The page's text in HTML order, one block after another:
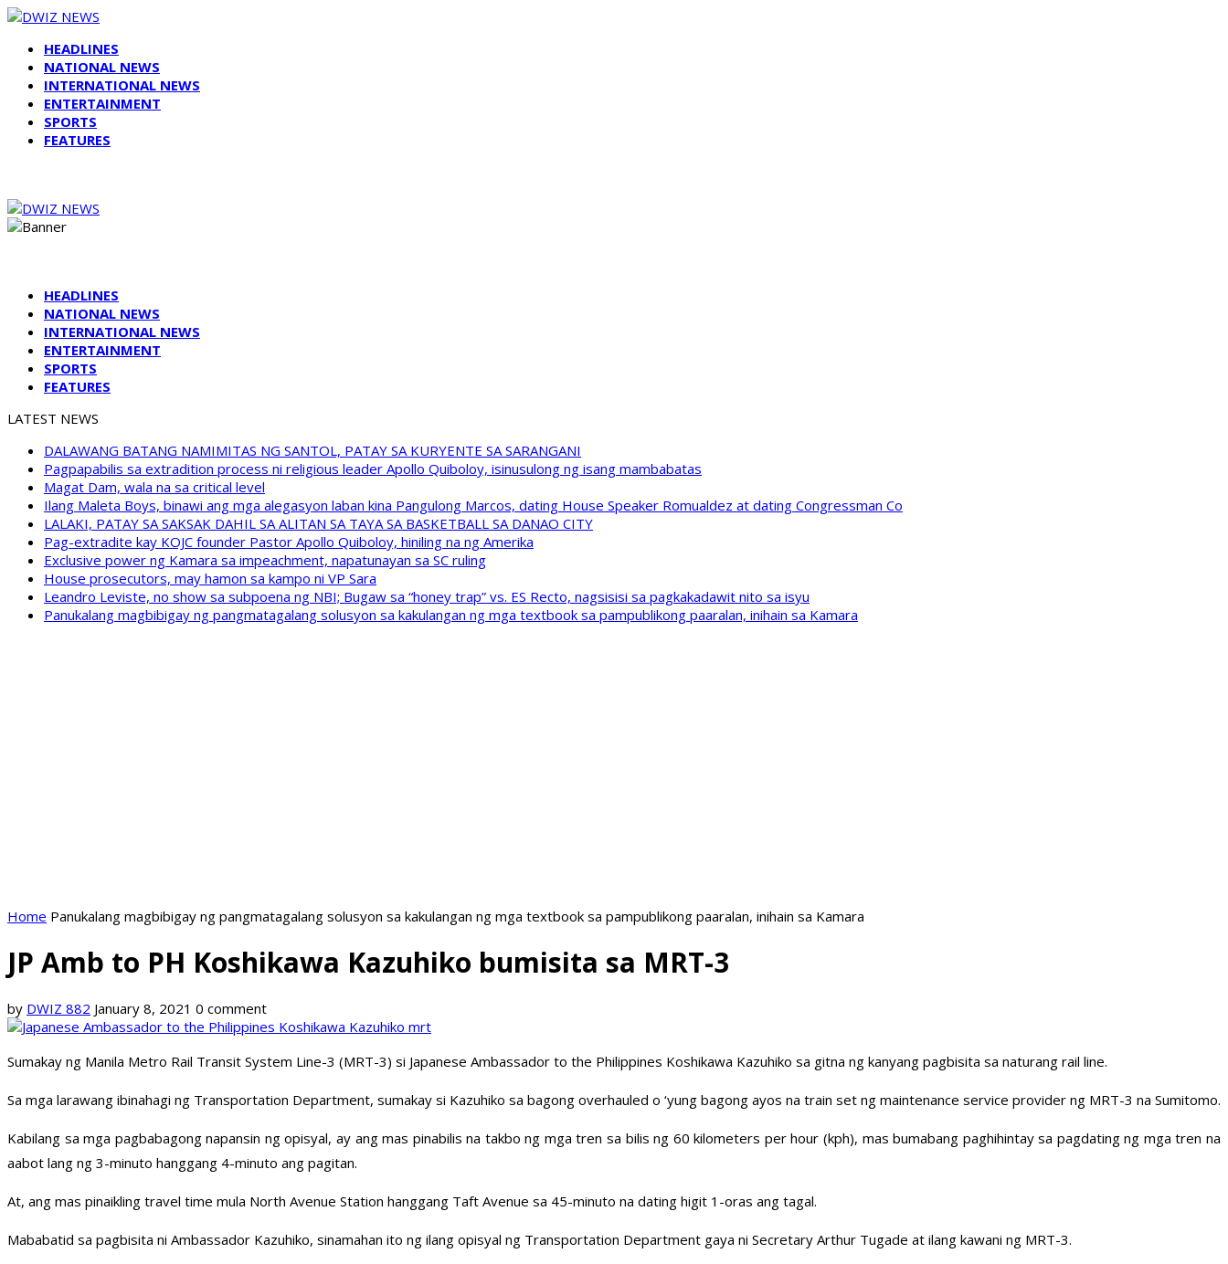
HEADLINES
NATIONAL NEWS
INTERNATIONAL NEWS
ENTERTAINMENT
SPORTS
FEATURES
HEADLINES
NATIONAL NEWS
INTERNATIONAL NEWS
ENTERTAINMENT
SPORTS
FEATURES
LATEST NEWS
DALAWANG BATANG NAMIMITAS NG SANTOL, PATAY SA KURYENTE SA SARANGANI
Pagpapabilis sa extradition process ni religious leader Apollo Quiboloy, isinusulong ng isang mambabatas
Magat Dam, wala na sa critical level
Ilang Maleta Boys, binawi ang mga alegasyon laban kina Pangulong Marcos, dating House Speaker Romualdez at dating Congressman Co
LALAKI, PATAY SA SAKSAK DAHIL SA ALITAN SA TAYA SA BASKETBALL SA DANAO CITY
Pag-extradite kay KOJC founder Pastor Apollo Quiboloy, hiniling na ng Amerika
Exclusive power ng Kamara sa impeachment, napatunayan sa SC ruling
House prosecutors, may hamon sa kampo ni VP Sara
Leandro Leviste, no show sa subpoena ng NBI; Bugaw sa “honey trap” vs. ES Recto, nagsisisi sa pagkakadawit nito sa isyu
Panukalang magbibigay ng pangmatagalang solusyon sa kakulangan ng mga textbook sa pampublikong paaralan, inihain sa Kamara
Home Panukalang magbibigay ng pangmatagalang solusyon sa kakulangan ng mga textbook sa pampublikong paaralan, inihain sa Kamara
JP Amb to PH Koshikawa Kazuhiko bumisita sa MRT-3
by DWIZ 882 January 8, 2021 0 comment
Sumakay ng Manila Metro Rail Transit System Line-3 (MRT-3) si Japanese Ambassador to the Philippines Koshikawa Kazuhiko sa gitna ng kanyang pagbisita sa naturang rail line.
Sa mga larawang ibinahagi ng Transportation Department, sumakay si Kazuhiko sa bagong overhauled o ‘yung bagong ayos na train set ng maintenance service provider ng MRT-3 na Sumitomo.
Kabilang sa mga pagbabagong napansin ng opisyal, ay ang mas pinabilis na takbo ng mga tren sa bilis ng 60 kilometers per hour (kph), mas bumabang paghihintay sa pagdating ng mga tren na
aabot lang ng 3-minuto hanggang 4-minuto ang pagitan.
At, ang mas pinaikling travel time mula North Avenue Station hanggang Taft Avenue sa 45-minuto na dating higit 1-oras ang tagal.
Mababatid sa pagbisita ni Ambassador Kazuhiko, sinamahan ito ng ilang opisyal ng Transportation Department gaya ni Secretary Arthur Tugade at ilang kawani ng MRT-3.